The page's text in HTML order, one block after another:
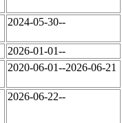
2024-05-30--
2026-01-01--
2020-06-01--2026-06-21
2026-06-22--